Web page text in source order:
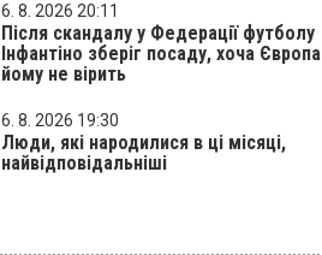
6. 8. 2026 20:11
Після скандалу у Федерації футболу
Інфантіно зберіг посаду, хоча Європа
йому не вірить
6. 8. 2026 19:30
Люди, які народилися в ці місяці,
найвідповідальніші